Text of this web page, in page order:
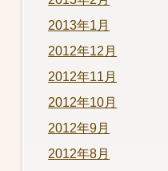
2013年1月
2012年12月
2012年11月
2012年10月
2012年9月
2012年8月